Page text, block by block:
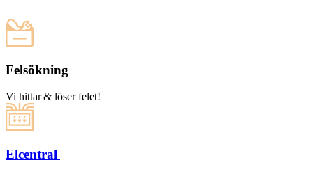
Felsökning
Vi hittar & löser felet!
Elcentral